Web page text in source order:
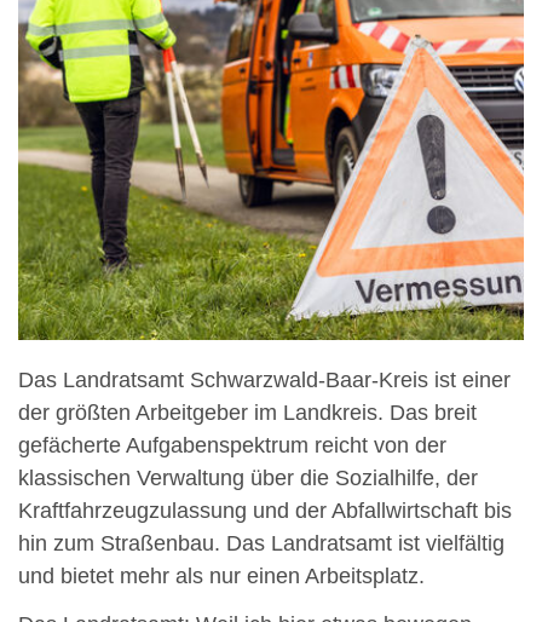
Das Landratsamt Schwarzwald-Baar-Kreis ist einer
der größten Arbeitgeber im Landkreis. Das breit
gefächerte Aufgabenspektrum reicht von der
klassischen Verwaltung über die Sozialhilfe, der
Kraftfahrzeugzulassung und der Abfallwirtschaft bis
hin zum Straßenbau. Das Landratsamt ist vielfältig
und bietet mehr als nur einen Arbeitsplatz.